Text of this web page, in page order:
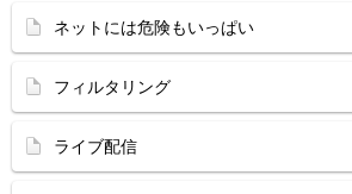
ネットには危険もいっぱい
フィルタリング
ライブ配信